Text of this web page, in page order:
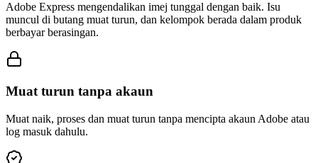
Adobe Express mengendalikan imej tunggal dengan baik. Isu
muncul di butang muat turun, dan kelompok berada dalam produk
berbayar berasingan.
Muat turun tanpa akaun
Muat naik, proses dan muat turun tanpa mencipta akaun Adobe atau
log masuk dahulu.